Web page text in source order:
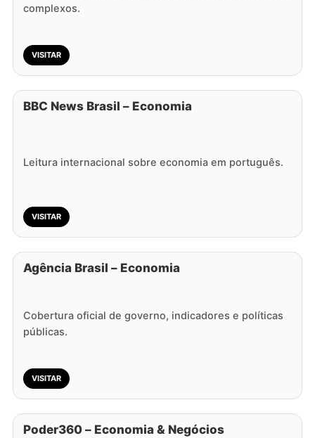
complexos.
VISITAR
BBC News Brasil – Economia
Leitura internacional sobre economia em português.
VISITAR
Agência Brasil – Economia
Cobertura oficial de governo, indicadores e políticas
públicas.
VISITAR
Poder360 – Economia & Negócios